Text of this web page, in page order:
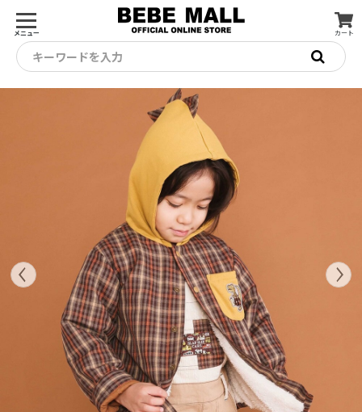
メニュー カート
キーワードを入力